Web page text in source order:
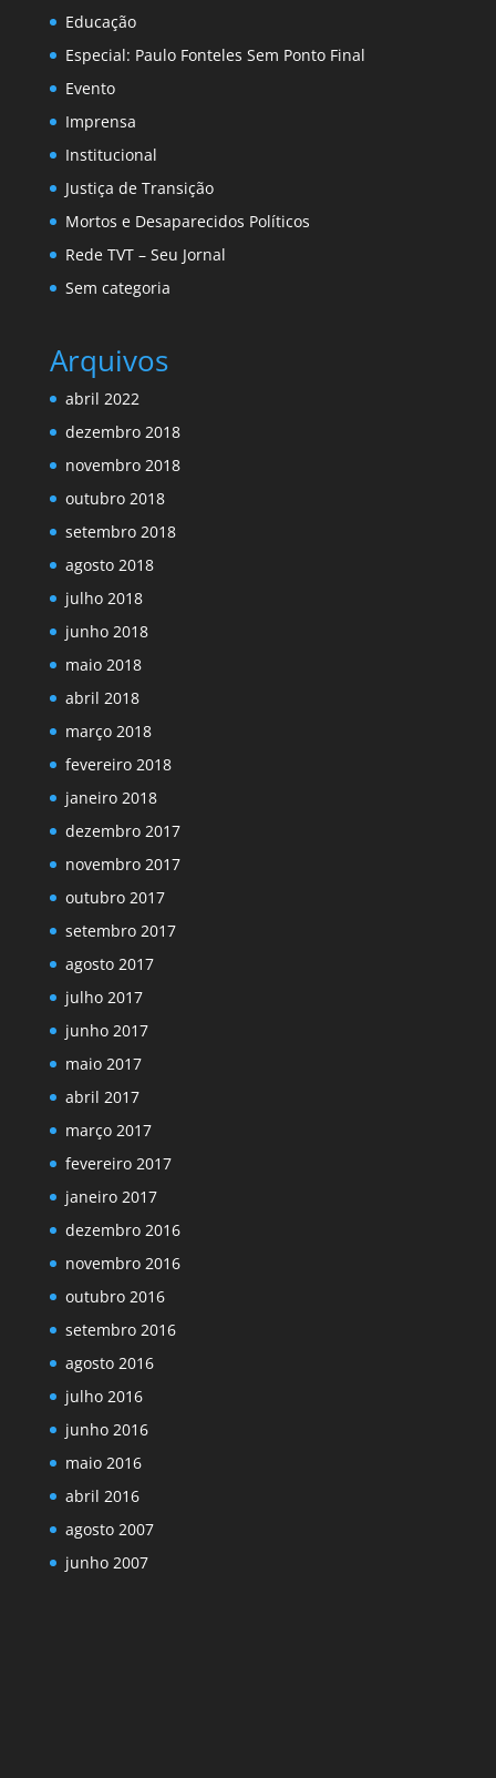
Educação
Especial: Paulo Fonteles Sem Ponto Final
Evento
Imprensa
Institucional
Justiça de Transição
Mortos e Desaparecidos Políticos
Rede TVT – Seu Jornal
Sem categoria
Arquivos
abril 2022
dezembro 2018
novembro 2018
outubro 2018
setembro 2018
agosto 2018
julho 2018
junho 2018
maio 2018
abril 2018
março 2018
fevereiro 2018
janeiro 2018
dezembro 2017
novembro 2017
outubro 2017
setembro 2017
agosto 2017
julho 2017
junho 2017
maio 2017
abril 2017
março 2017
fevereiro 2017
janeiro 2017
dezembro 2016
novembro 2016
outubro 2016
setembro 2016
agosto 2016
julho 2016
junho 2016
maio 2016
abril 2016
agosto 2007
junho 2007